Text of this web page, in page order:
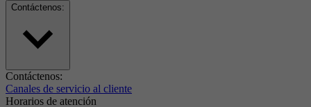
Contáctenos:
Contáctenos:
Canales de servicio al cliente
Horarios de atención